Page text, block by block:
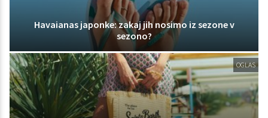
Havaianas japonke: zakaj jih nosimo iz sezone v
sezono?
OGLAS